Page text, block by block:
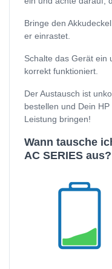
Bringe den
er einrastet.
Schalte das Gerät ein
korrekt funktioniert.
Der Austausch ist
bestellen und Dein
Leistung bringen!
Wann tausche
AC SERIES aus?